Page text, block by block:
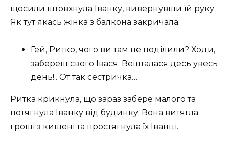
щосили штовхнула Іванку, вивернувши їй руку.
Як тут якась жінка з балкона закричала:
Гей, Ритко, чого ви там не поділили? Ходи,
забереш свого Івася. Вешталася десь увесь
день!.. От так сестричка…
Ритка крикнула, що зараз забере малого та
потягнула Іванку від будинку. Вона витягла
гроші з кишені та простягнула їх Іванці.